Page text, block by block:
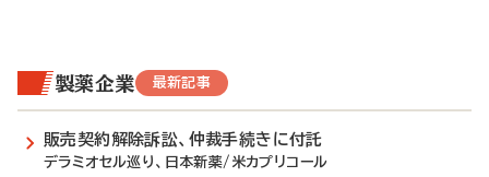
製薬企業 最新記事
販売契約解除訴訟、仲裁手続きに付託
デラミオセル巡り、日本新薬/米カプリコール